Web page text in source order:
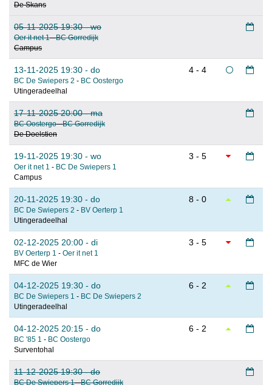
De Skans
05-11-2025 19:30 - wo
Oer it net 1-BC Gorredijk
Campus
13-11-2025 19:30 - do
BC De Swiepers 2 - BC Oostergo
Utingeradeelhal
4 - 4
17-11-2025 20:00 - ma
BC Oostergo-BC Gorredijk
De Doelstien
19-11-2025 19:30 - wo
Oer it net 1 - BC De Swiepers 1
Campus
3 - 5
20-11-2025 19:30 - do
BC De Swiepers 2 - BV Oerterp 1
Utingeradeelhal
8 - 0
02-12-2025 20:00 - di
BV Oerterp 1 - Oer it net 1
MFC de Wier
3 - 5
04-12-2025 19:30 - do
BC De Swiepers 1 - BC De Swiepers 2
Utingeradeelhal
6 - 2
04-12-2025 20:15 - do
BC '85 1 - BC Oostergo
Surventohal
6 - 2
11-12-2025 19:30 - do
BC De Swiepers 1-BC Gorredijk